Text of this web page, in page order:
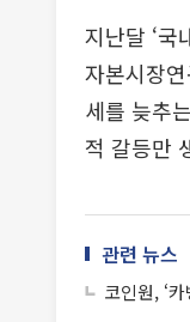
지난달 ‘국
자본시장
세를 늦추
적 갈등만
관련 뉴스
코인원, ‘